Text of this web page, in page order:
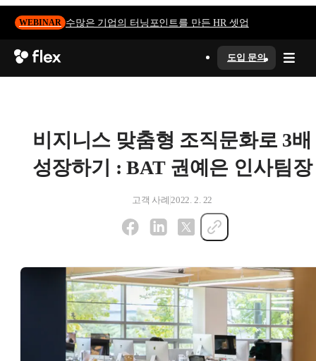
WEBINAR 수많은 기업의 터닝포인트를 만든 HR 셋업
도입 문의
비지니스 맞춤형 조직문화로 3배
성장하기 : BAT 권예은 인사팀장
고객 사례 2022. 2. 22